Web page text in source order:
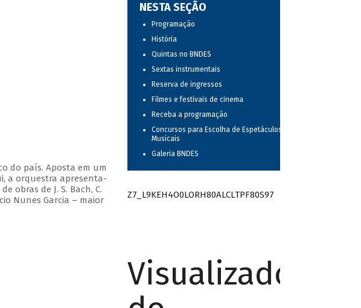
do país. Aposta em um
a orquestra apresenta-
obras de J. S. Bach, C.
Nunes Garcia – maior
NESTA SEÇÃO
Programação
História
Quintas no BNDES
Sextas instrumentais
Reserva de ingressos
Filmes e festivais de cinema
Receba a programação
Concursos para Escolha de Espetáculos
Musicais
Galeria BNDES
Z7_L9KEH4O0LORH80ALCLTPF80S97
Visualizador